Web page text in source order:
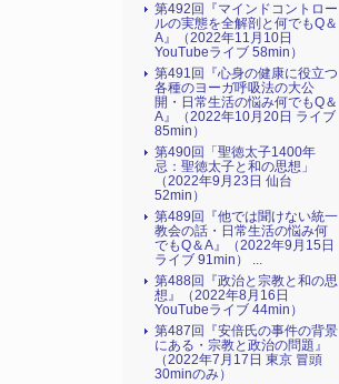
第492回『マインドコントロー
ルの実態を全解剖と何でもQ＆
A』（2022年11月10日
YouTubeライブ 58min）
第491回『心身の健康に役立つ
各種のヨーガ呼吸法の大公
開・日常生活の悩み何でもQ＆
A』（2022年10月20日 ライブ
85min）
第490回「聖徳太子1400年
忌：聖徳太子と和の思想」
（2022年9月23日 仙台
52min）
第489回『他では聞けない統一
教会の話・日常生活の悩み何
でもQ＆A』（2022年9月15日
ライブ 91min） ...
第488回『政治と宗教と和の思
想』（2022年8月16日
YouTubeライブ 44min）
第487回『安倍氏の事件の背景
にある・宗教と政治の問題』
（2022年7月17日 東京 冒頭
30minのみ）